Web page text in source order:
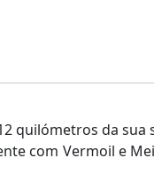
quilómetros da sua
com Vermoil e